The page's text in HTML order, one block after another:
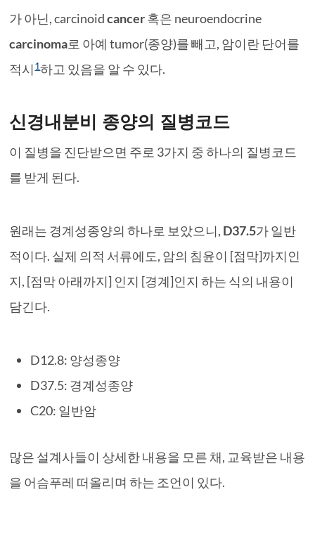
가 아닌, carcinoidcancer혹은 neuroendocrine
carcinoma로 아예 tumor(종양)를 빼고, 암이란 단어를
적시1하고 있음을 알 수 있다.
신경내분비 종양의 질병코드
이 질병을 진단받으면 주로 3가지 중 하나의 질병코드
를 받게 된다.
원래는 경계성종양의 하나로 보았으니, D37.5가 일반
적이다. 실제 의적 서류에도, 암의 침윤이 [점막]까지인
지, [점막 아래까지] 인지 [경계]인지 하는 식의 내용이
담긴다.
D12.8: 양성종양
D37.5: 경계성종양
C20: 일반암
많은 설계사들이 상세한 내용을 모른 채, 교육받은 내용
을 어슴푸레 떠올리며 하는 조언이 있다.